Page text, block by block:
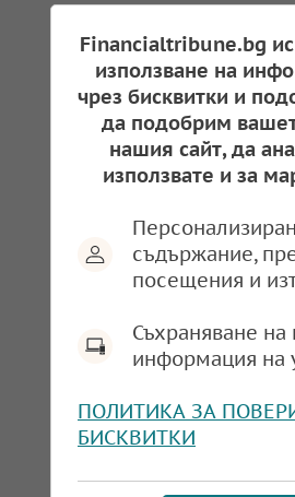
Financialtribune.bg
използване на
чрез бисквитки и
да подобрим
нашия сайт, да
използвате и за
съдържание,
посещения и
Съхраняване
информация на
ПОЛИТИКА ЗА
БИСКВИТКИ